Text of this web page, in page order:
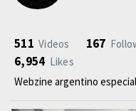
511 Videos 167
6,954 Likes
Webzine argentino